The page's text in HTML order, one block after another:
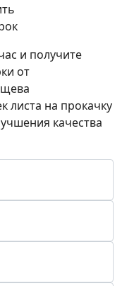
и получите
от
листа на прокачку
качества